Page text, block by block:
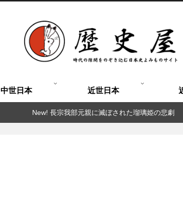
中世日本 近世日本
New! 長宗我部元親に滅ぼされた瑠璃姫の悲劇